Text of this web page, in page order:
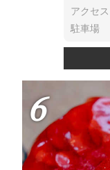
アクセス
駐車場
6